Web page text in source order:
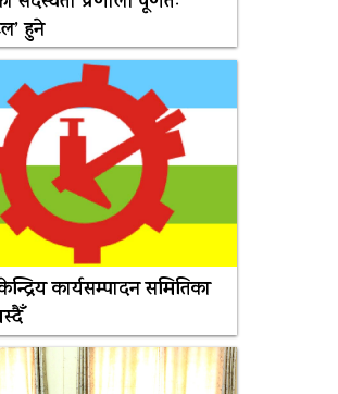
हुने
केन्द्रिय कार्यसम्पादन समितिका